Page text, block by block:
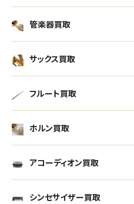
管楽器買取
サックス買取
フルート買取
ホルン買取
アコーディオン買取
シンセサイザー買取